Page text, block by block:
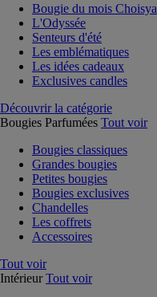
Bougie du mois Choisya
L'Odyssée
Senteurs d'été
Les emblématiques
Les idées cadeaux
Exclusives candles
Découvrir la catégorie
Bougies Parfumées Tout voir
Bougies classiques
Grandes bougies
Petites bougies
Bougies exclusives
Chandelles
Les coffrets
Accessoires
Tout voir
Intérieur Tout voir